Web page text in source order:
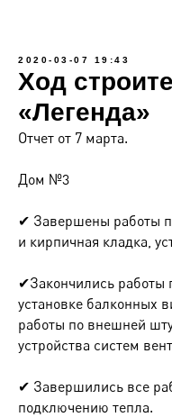
2020-03-07 19:43
Ход
«Легенда»
Отчет от 7 марта.
Дом №3
✔ Завершены работы
и кирпичная кладка,
✔Закончились работы
установке балконных
работы по внешней
устройства систем
✔ Завершились все
подключению тепла.